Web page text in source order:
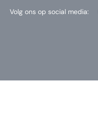
Volg ons op social media: